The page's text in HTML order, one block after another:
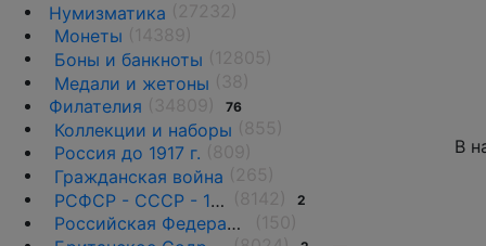
Нумизматика
Монеты
Боны и банкноты
Медали и жетоны
Филателия
76
Коллекции и наборы
Россия до 1917 г.
Гражданская война
РСФСР - СССР - 1918 - 1991
2
Российская Федерация(1992 г.-н.д.)
В